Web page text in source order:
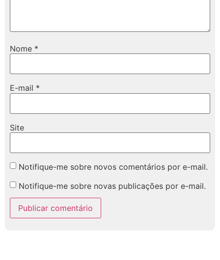
Nome *
E-mail *
Site
Notifique-me sobre novos comentários por e-mail.
Notifique-me sobre novas publicações por e-mail.